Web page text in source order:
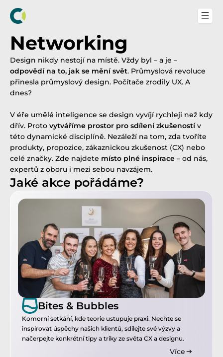
Networking
odpovědí na to, jak se mění svět. Průmyslová revoluce
přinesla průmyslový design. Počítače zrodily UX. A
dnes?
V éře umělé inteligence se design vyvíjí rychleji než kdy
dřív. Proto vytváříme prostor pro sdílení zkušeností v
této dynamické disciplíně. Nezáleží na tom, zda tvoříte
produkty, propozice, zákaznickou zkušenost (CX) nebo
celé značky. Zde najdete místo plné inspirace – od nás,
expertů z oboru i mezi sebou navzájem.
Jaké akce pořádáme?
Bites & Bubbles
Komorní setkání, kde teorie ustupuje praxi. Nechte se
inspirovat úspěchy našich klientů, sdílejte své výzvy a
načerpejte konkrétní tipy a triky ze světa CX a designu.
Více